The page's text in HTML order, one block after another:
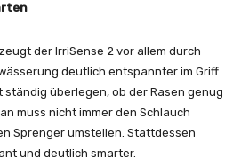
der IrriSense 2 vor allem durch
deutlich entspannter im Griff
ständig überlegen, ob der Rasen genug
muss nicht immer den Schlauch
Sprenger umstellen. Stattdessen
und deutlich smarter.